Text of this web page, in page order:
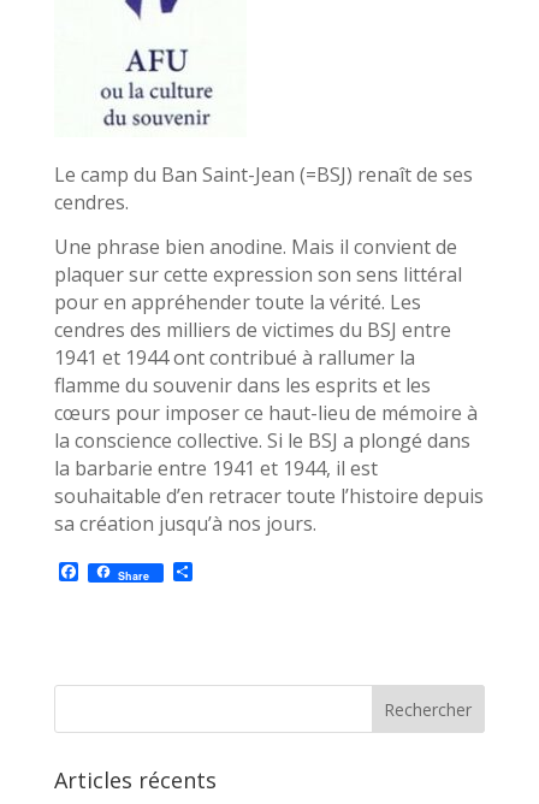
Le camp du Ban Saint-Jean (=BSJ) renaît de ses
cendres.
Une phrase bien anodine. Mais il convient de
plaquer sur cette expression son sens littéral
pour en appréhender toute la vérité. Les
cendres des milliers de victimes du BSJ entre
1941 et 1944 ont contribué à rallumer la
flamme du souvenir dans les esprits et les
cœurs pour imposer ce haut-lieu de mémoire à
la conscience collective. Si le BSJ a plongé dans
la barbarie entre 1941 et 1944, il est
souhaitable d’en retracer toute l’histoire depuis
sa création jusqu’à nos jours.
F
a
o
Share P
e
Articles récents